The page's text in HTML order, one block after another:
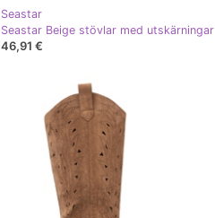
Seastar
Seastar Beige stövlar med utskärningar
46,91 €